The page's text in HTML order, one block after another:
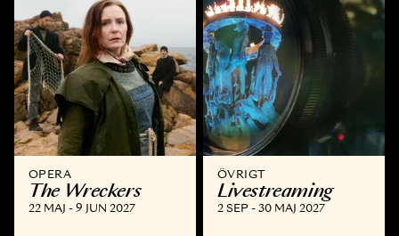
OPERA
The Wreckers
22 MAJ - 9 JUN 2027
ÖVRIGT
Livestreaming
2 SEP - 30 MAJ 2027